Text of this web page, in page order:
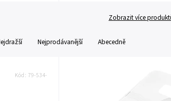
Zobrazit více
Nejprodávanější Abecedně
Kód: 79-534-